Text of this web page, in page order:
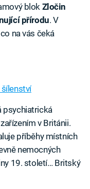
blok Zločin
přírodu. V
na vás čeká
psychiatrická
v Británii.
příběhy místních
nemocných
19. století… Britský